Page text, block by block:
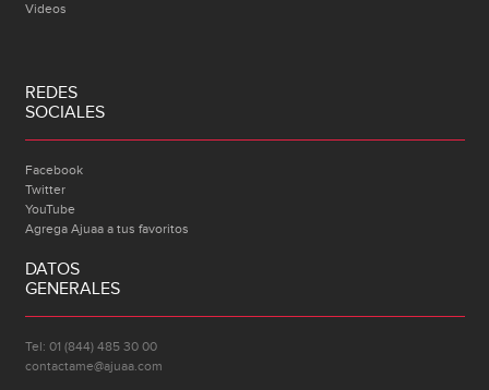
Videos
REDES
SOCIALES
Facebook
Twitter
YouTube
Agrega Ajuaa a tus favoritos
DATOS
GENERALES
Tel: 01 (844) 485 30 00
contactame@ajuaa.com